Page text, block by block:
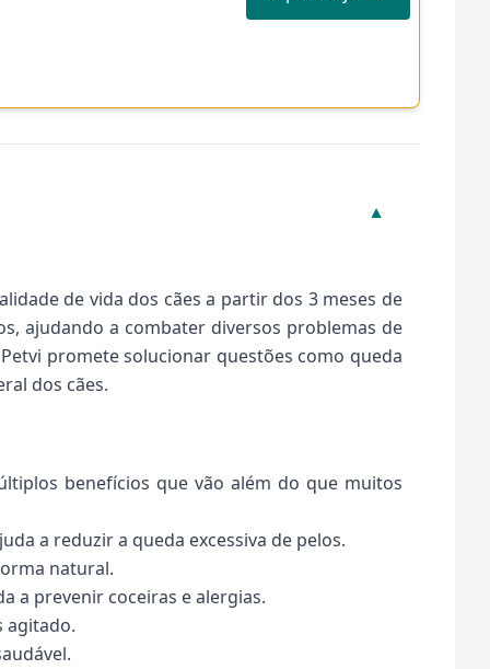
▼
de vida dos cães a partir dos 3 meses de
ajudando a combater diversos problemas de
promete solucionar questões como queda
dos cães.
benefícios que vão além do que muitos
a reduzir a queda excessiva de pelos.
natural.
a prevenir coceiras e alergias.
agitado.